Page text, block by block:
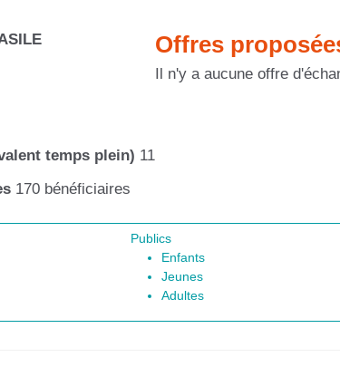
temps plein) 11
170 bénéficiaires
Offres
Il n'y a aucune offre
Publics
Enfants
Jeunes
Adultes